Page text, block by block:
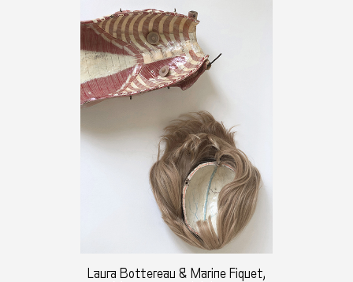
Laura Bottereau & Marine Fiquet,